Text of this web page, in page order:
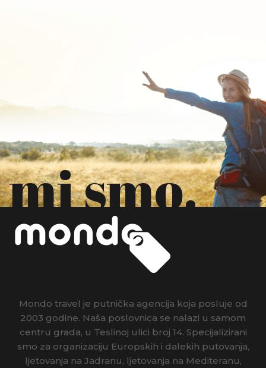
mi smo.
Mondo travel je putnička agencija koja posluje od
2003 godine. Naša poslovnica se nalazi u samom
centru grada, u Teslinoj ulici broj 14. Specijalizirani
smo za organizaciju Europskih i dalekih putovanja,
ljetovanja na Jadranu, ljetovanja na Mediteranu,